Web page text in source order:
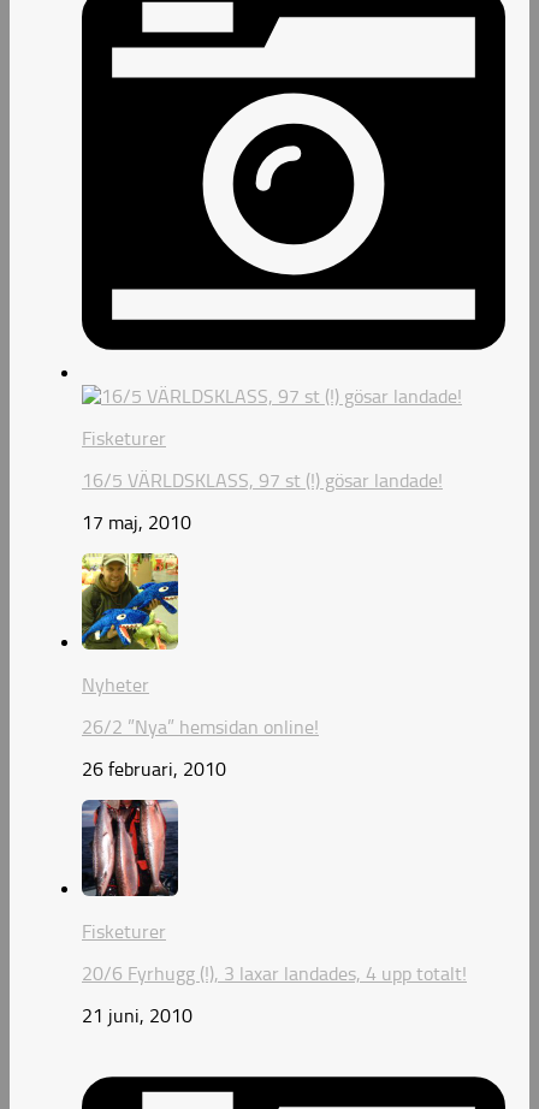
Fisketurer
16/5 VÄRLDSKLASS, 97 st (!) gösar landade!
17 maj, 2010
Nyheter
26/2 ”Nya” hemsidan online!
26 februari, 2010
Fisketurer
20/6 Fyrhugg (!), 3 laxar landades, 4 upp totalt!
21 juni, 2010